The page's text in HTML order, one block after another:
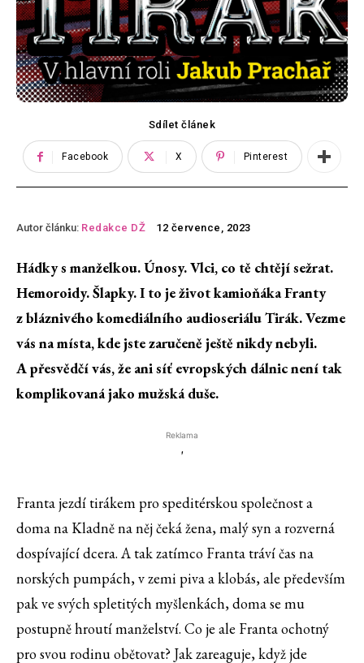
Sdílet článek
Facebook X Pinterest
Autor článku: Redakce DŽ 12 července, 2023
Hádky s manželkou. Únosy. Vlci, co tě chtějí sežrat.
Hemoroidy. Šlapky. I to je život kamioňáka Franty
z bláznivého komediálního audioseriálu Tirák. Vezme
vás na místa, kde jste zaručeně ještě nikdy nebyli.
A přesvědčí vás, že ani síť evropských dálnic není tak
komplikovaná jako mužská duše.
Reklama
'
Franta jezdí tirákem pro speditérskou společnost a
doma na Kladně na něj čeká žena, malý syn a rozverná
dospívající dcera. A tak zatímco Franta tráví čas na
norských pumpách, v zemi piva a klobás, ale především
pak ve svých spletitých myšlenkách, doma se mu
postupně hroutí manželství. Co je ale Franta ochotný
pro svou rodinu obětovat? Jak zareaguje, když jde